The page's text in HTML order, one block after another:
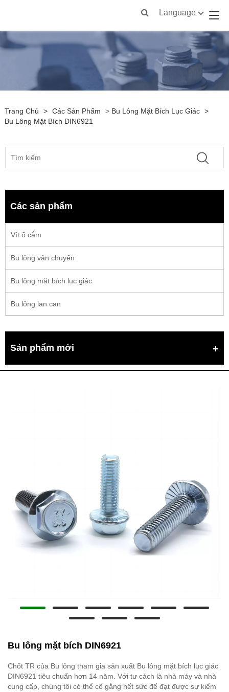
Language
Trang Chủ > Các Sản Phẩm > Bu Lông Mặt Bích Lục Giác >
Bu Lông Mặt Bích DIN6921
Các sản phẩm
Vít ổ cắm
Bu lông vận chuyển
Bu lông mặt bích lục giác
Bu lông lan can
Sản phẩm mới
Bu lông mặt bích DIN6921
Chốt TR của Bu lông tham gia sản xuất Bu lông mặt bích lục giác
DIN6921 tiêu chuẩn hơn 14 năm. Với tư cách là nhà máy và nhà
cung cấp, chúng tôi có thể cố gắng hết sức để đạt được sự kiểm